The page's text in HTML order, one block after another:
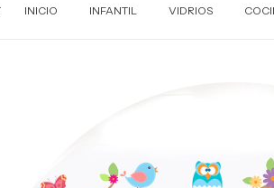
INICIO INFANTIL VIDRIOS